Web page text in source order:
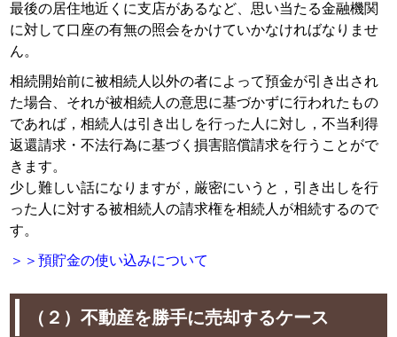
最後の居住地近くに支店があるなど、思い当たる金融機関
に対して口座の有無の照会をかけていかなければなりませ
ん。
相続開始前に被相続人以外の者によって預金が引き出され
た場合、それが被相続人の意思に基づかずに行われたもの
であれば，相続人は引き出しを行った人に対し，不当利得
返還請求・不法行為に基づく損害賠償請求を行うことがで
きます。
少し難しい話になりますが，厳密にいうと，引き出しを行
った人に対する被相続人の請求権を相続人が相続するので
す。
＞＞預貯金の使い込みについて
（２）不動産を勝手に売却するケース